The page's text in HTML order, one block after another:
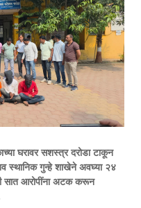
घरावर सशस्त्र दरोडा टाकून
स्थानिक गुन्हे शाखेने अवघ्या २४
सात आरोपींना अटक करून